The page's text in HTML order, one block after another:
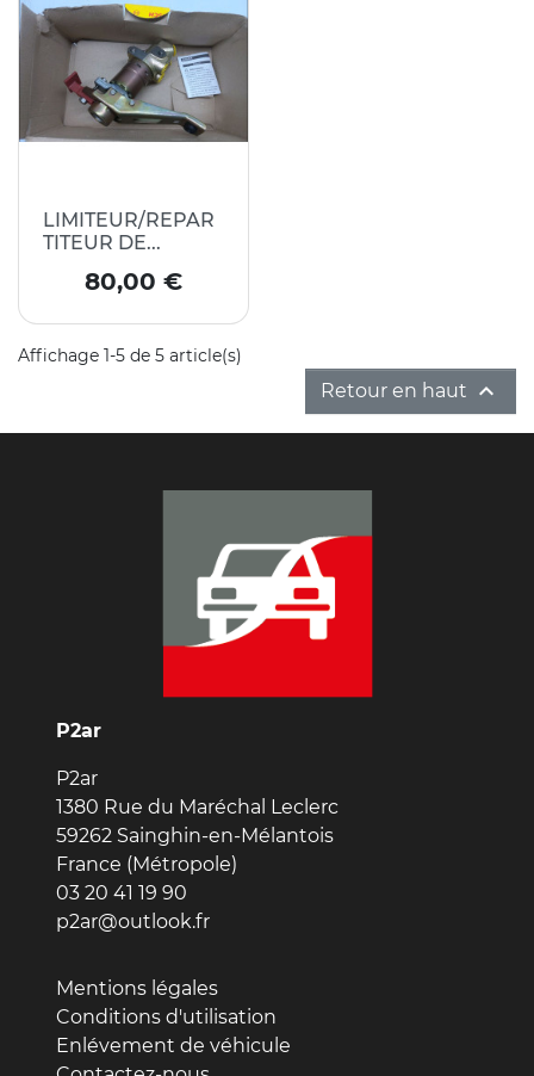
LIMITEUR/REPAR
TITEUR DE...
Prix
80,00 €
Affichage 1-5 de 5 article(s)
Retour en haut 
P2ar
P2ar
1380 Rue du Maréchal Leclerc
59262 Sainghin-en-Mélantois
France (Métropole)
03 20 41 19 90
p2ar@outlook.fr
Mentions légales
Conditions d'utilisation
Enlévement de véhicule